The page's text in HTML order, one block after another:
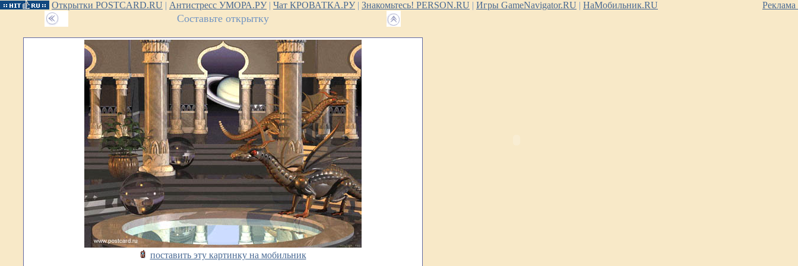
Открытки POSTCARD.RU | Антистресс УМОРА.РУ| Чат КРОВАТКА.РУ| Знакомьтесь! PERSON.RU | Игры GameNavigator.RU | НаМобильник.RU Реклама
Составьте открытку
поставить эту картинку на мобильник